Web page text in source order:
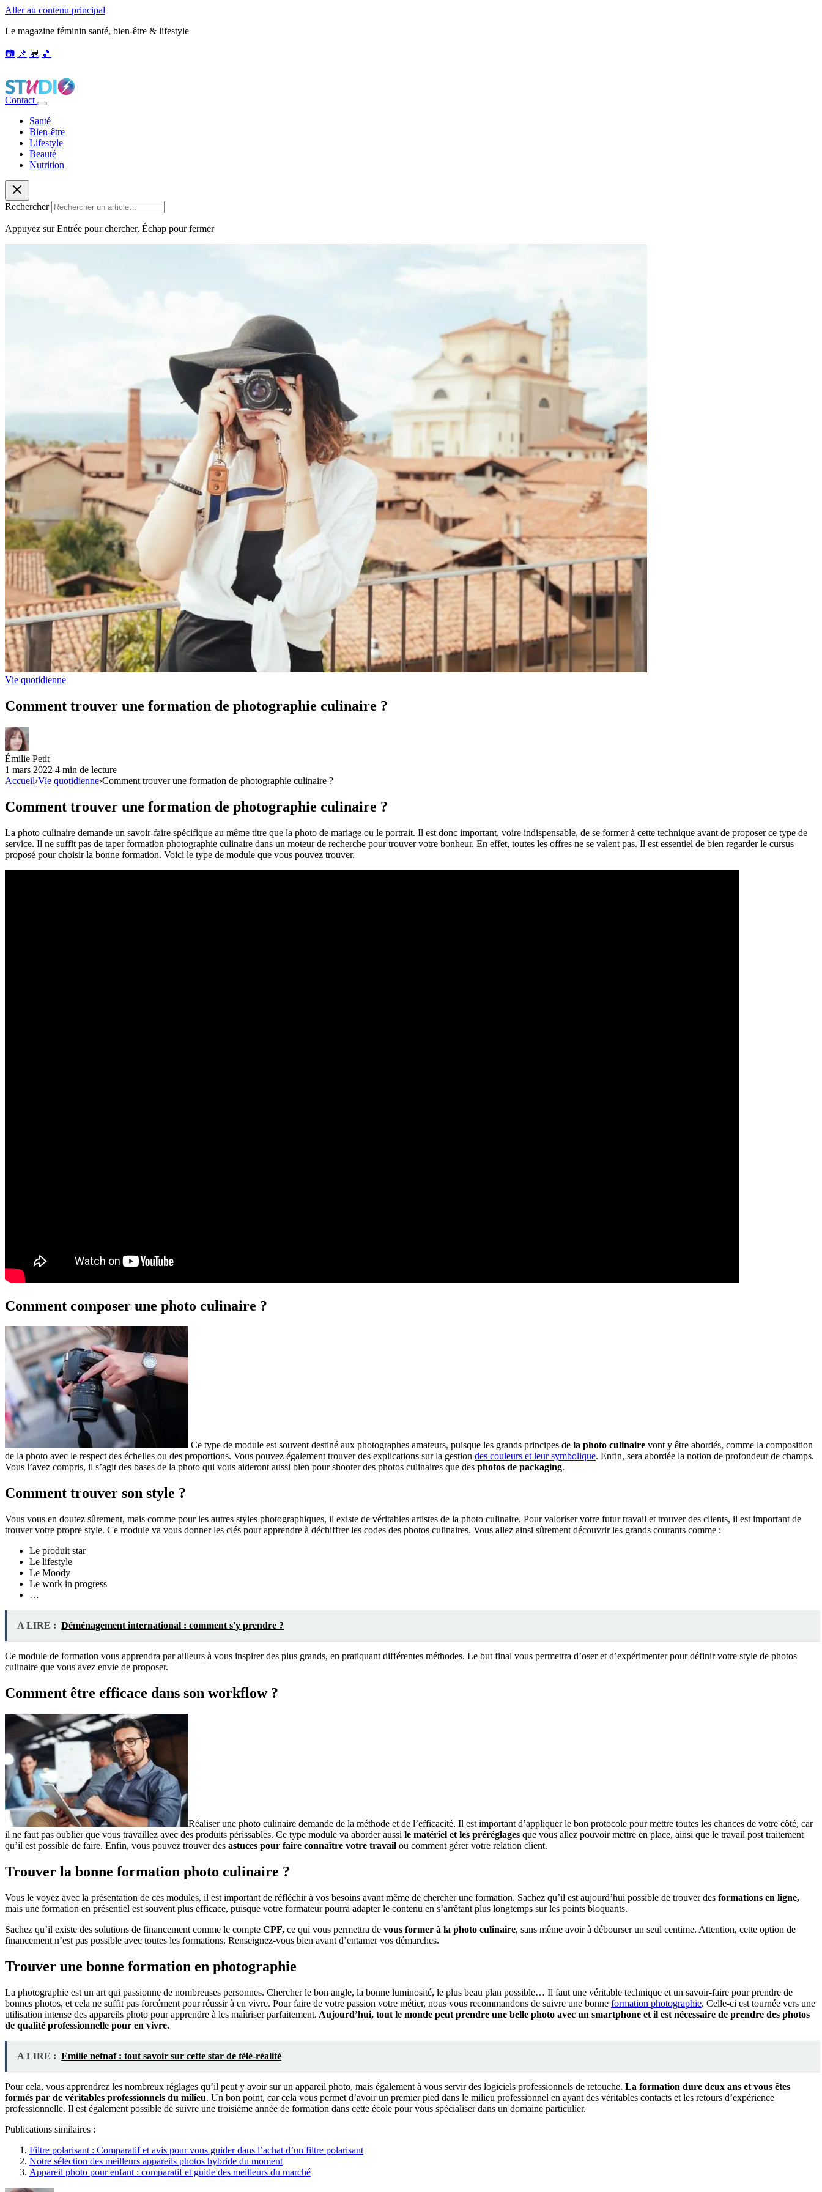
Aller au contenu principal
Le magazine féminin santé, bien-être & lifestyle
📷 📌 💬 🎵
Contact
Santé
Bien-être
Lifestyle
Beauté
Nutrition
Rechercher
Appuyez sur Entrée pour chercher, Échap pour fermer
Vie quotidienne
Comment trouver une formation de photographie culinaire ?
Émilie Petit
1 mars 2022 4 min de lecture
Accueil›Vie quotidienne›Comment trouver une formation de photographie culinaire ?
Comment trouver une formation de photographie culinaire ?
La photo culinaire demande un savoir-faire spécifique au même titre que la photo de mariage ou le portrait. Il est donc important, voire indispensable, de se former à cette technique avant de proposer ce type de
service. Il ne suffit pas de taper formation photographie culinaire dans un moteur de recherche pour trouver votre bonheur. En effet, toutes les offres ne se valent pas. Il est essentiel de bien regarder le cursus
proposé pour choisir la bonne formation. Voici le type de module que vous pouvez trouver.
Comment composer une photo culinaire ?
Ce type de module est souvent destiné aux photographes amateurs, puisque les grands principes de la photo culinaire vont y être abordés, comme la composition
de la photo avec le respect des échelles ou des proportions. Vous pouvez également trouver des explications sur la gestion des couleurs et leur symbolique. Enfin, sera abordée la notion de profondeur de champs.
Vous l’avez compris, il s’agit des bases de la photo qui vous aideront aussi bien pour shooter des photos culinaires que des photos de packaging.
Comment trouver son style ?
Vous vous en doutez sûrement, mais comme pour les autres styles photographiques, il existe de véritables artistes de la photo culinaire. Pour valoriser votre futur travail et trouver des clients, il est important de
trouver votre propre style. Ce module va vous donner les clés pour apprendre à déchiffrer les codes des photos culinaires. Vous allez ainsi sûrement découvrir les grands courants comme :
Le produit star
Le lifestyle
Le Moody
Le work in progress
…
A LIRE : Déménagement international : comment s'y prendre ?
Ce module de formation vous apprendra par ailleurs à vous inspirer des plus grands, en pratiquant différentes méthodes. Le but final vous permettra d’oser et d’expérimenter pour définir votre style de photos
culinaire que vous avez envie de proposer.
Comment être efficace dans son workflow ?
Réaliser une photo culinaire demande de la méthode et de l’efficacité. Il est important d’appliquer le bon protocole pour mettre toutes les chances de votre côté, car
il ne faut pas oublier que vous travaillez avec des produits périssables. Ce type module va aborder aussi le matériel et les préréglages que vous allez pouvoir mettre en place, ainsi que le travail post traitement
qu’il est possible de faire. Enfin, vous pouvez trouver des astuces pour faire connaître votre travail ou comment gérer votre relation client.
Trouver la bonne formation photo culinaire ?
Vous le voyez avec la présentation de ces modules, il est important de réfléchir à vos besoins avant même de chercher une formation. Sachez qu’il est aujourd’hui possible de trouver des formations en ligne,
mais une formation en présentiel est souvent plus efficace, puisque votre formateur pourra adapter le contenu en s’arrêtant plus longtemps sur les points bloquants.
Sachez qu’il existe des solutions de financement comme le compte CPF, ce qui vous permettra de vous former à la photo culinaire, sans même avoir à débourser un seul centime. Attention, cette option de
financement n’est pas possible avec toutes les formations. Renseignez-vous bien avant d’entamer vos démarches.
Trouver une bonne formation en photographie
La photographie est un art qui passionne de nombreuses personnes. Chercher le bon angle, la bonne luminosité, le plus beau plan possible… Il faut une véritable technique et un savoir-faire pour prendre de
bonnes photos, et cela ne suffit pas forcément pour réussir à en vivre. Pour faire de votre passion votre métier, nous vous recommandons de suivre une bonne formation photographie. Celle-ci est tournée vers une
utilisation intense des appareils photo pour apprendre à les maîtriser parfaitement. Aujourd’hui, tout le monde peut prendre une belle photo avec un smartphone et il est nécessaire de prendre des photos
de qualité professionnelle pour en vivre.
A LIRE : Emilie nefnaf : tout savoir sur cette star de télé-réalité
Pour cela, vous apprendrez les nombreux réglages qu’il peut y avoir sur un appareil photo, mais également à vous servir des logiciels professionnels de retouche. La formation dure deux ans et vous êtes
formés par de véritables professionnels du milieu. Un bon point, car cela vous permet d’avoir un premier pied dans le milieu professionnel en ayant des véritables contacts et les retours d’expérience
professionnelle. Il est également possible de suivre une troisième année de formation dans cette école pour vous spécialiser dans un domaine particulier.
Publications similaires :
Filtre polarisant : Comparatif et avis pour vous guider dans l’achat d’un filtre polarisant
Notre sélection des meilleurs appareils photos hybride du moment
Appareil photo pour enfant : comparatif et guide des meilleurs du marché